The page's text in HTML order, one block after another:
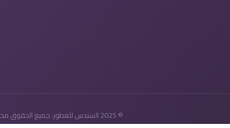
© 2025 السندس للعطور. جميع الحقوق محفوظة.